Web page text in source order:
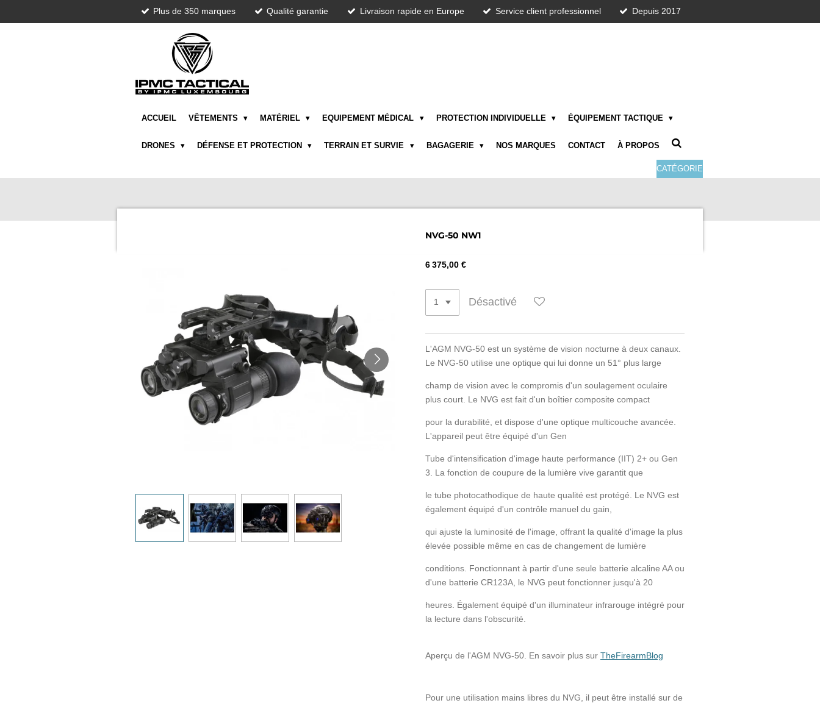
au
Plus de 350 marques Qualité garantie Livraison rapide en Europe Service client professionnel Depuis 2017
ACCUEIL VÊTEMENTS MATÉRIEL EQUIPEMENT MÉDICAL PROTECTION INDIVIDUELLE ÉQUIPEMENT TACTIQUE
DRONES DÉFENSE ET PROTECTION TERRAIN ET SURVIE BAGAGERIE NOS MARQUES CONTACT À PROPOS
CATÉGORIE
NVG-50 NW1
6 375,00 €
Désactivé
L'AGM NVG-50 est un système de vision nocturne à deux canaux.
Le NVG-50 utilise une optique qui lui donne un 51° plus large
champ de vision avec le compromis d'un soulagement oculaire
plus court. Le NVG est fait d'un boîtier composite compact
pour la durabilité, et dispose d'une optique multicouche avancée.
L'appareil peut être équipé d'un Gen
Tube d'intensification d'image haute performance (IIT) 2+ ou Gen
3. La fonction de coupure de la lumière vive garantit que
le tube photocathodique de haute qualité est protégé. Le NVG est
également équipé d'un contrôle manuel du gain,
qui ajuste la luminosité de l'image, offrant la qualité d'image la plus
élevée possible même en cas de changement de lumière
conditions. Fonctionnant à partir d'une seule batterie alcaline AA ou
d'une batterie CR123A, le NVG peut fonctionner jusqu'à 20
heures. Également équipé d'un illuminateur infrarouge intégré pour
la lecture dans l'obscurité.
Aperçu de l'AGM NVG-50. En savoir plus sur TheFirearmBlog
Pour une utilisation mains libres du NVG, il peut être installé sur de